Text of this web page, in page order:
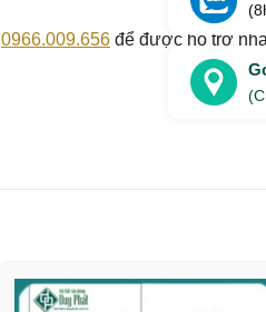
0966.009.656 để được hỗ trợ